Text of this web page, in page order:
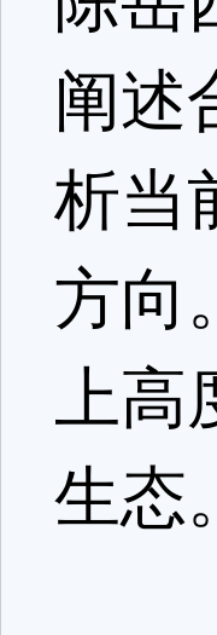
阐述
析当
方向
上
生态。